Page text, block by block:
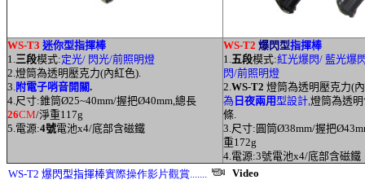
WS-T3 迷你型指揮棒
1. 三段模式:定光/ 閃光/前照明燈
2.燈筒為透明壓克力(內紅色).
3. 附電子哨音開關.
4.尺寸:錐筒Ø25~40mm/握把Ø40mm,總長
26CM/淨重117g
5.電源:4號電池x4/底部含磁鐵
WS-T2 爆閃型指揮棒
1. 五段模式:紅光爆閃/ 藍光爆
閃/前照明燈
2. WS-T2 燈筒為透明壓克力(
為 日夜兩用型設計, 燈筒為透
條.
3.尺寸:圓筒Ø38mm/握把Ø
重172g
4.電源:3號電池x4/底部含磁鐵
WS-T2 爆閃型指揮棒實際操作影片觀賞....... Video